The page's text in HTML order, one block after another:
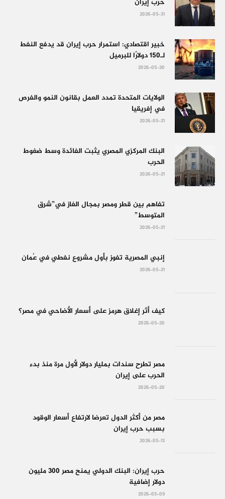
2026-05-31
خبير اقتصادي: استمرار حرب إيران قد يدفع النفط
لـ150 دولارًا للبرميل
2026-05-30
الولايات المتحدة تمدد العمل بقانون النمو والفرص
في إفريقيا
2026-05-21
البنك المركزي المصري يثبت الفائدة وسط ضغوط
الحرب
2026-05-21
تفاهم بين قطر ومصر بمجال الغاز في”شرق
المتوسط”
2026-05-21
إنبي المصرية تفوز بأول مشروع نفطي في عُمان
2026-05-21
كيف أثر إغلاق هرمز على أسعار الأضاحي في مصر؟
2026-05-20
مصر تطرح سندات بمليار دولار لأول مرة منذ بدء
الحرب على إيران
2026-05-20
مصر من أكثر الدول تعرضا لارتفاع أسعار الوقود
بسبب حرب إيران
2026-05-13
حرب إيران: البنك الدولي يمنح مصر 300 مليون
دولار إضافية
2026-05-09